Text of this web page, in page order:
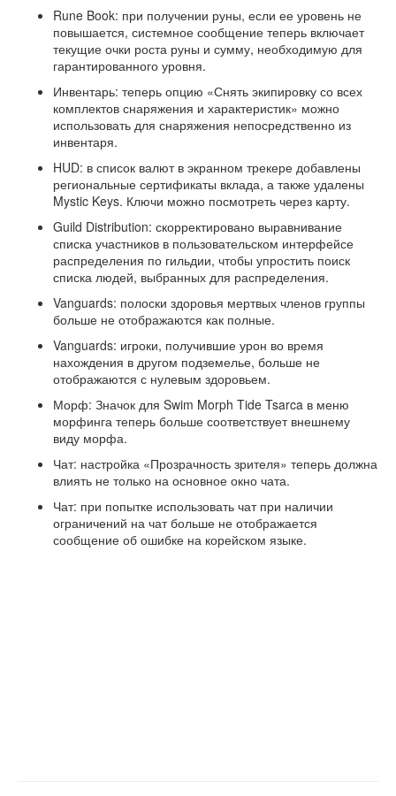
Rune Book: при получении руны, если ее уровень не
повышается, системное сообщение теперь включает
текущие очки роста руны и сумму, необходимую для
гарантированного уровня.
Инвентарь: теперь опцию «Снять экипировку со всех
комплектов снаряжения и характеристик» можно
использовать для снаряжения непосредственно из
инвентаря.
HUD: в список валют в экранном трекере добавлены
региональные сертификаты вклада, а также удалены
Mystic Keys. Ключи можно посмотреть через карту.
Guild Distribution: скорректировано выравнивание
списка участников в пользовательском интерфейсе
распределения по гильдии, чтобы упростить поиск
списка людей, выбранных для распределения.
Vanguards: полоски здоровья мертвых членов группы
больше не отображаются как полные.
Vanguards: игроки, получившие урон во время
нахождения в другом подземелье, больше не
отображаются с нулевым здоровьем.
Морф: Значок для Swim Morph Tide Tsarca в меню
морфинга теперь больше соответствует внешнему
виду морфа.
Чат: настройка «Прозрачность зрителя» теперь должна
влиять не только на основное окно чата.
Чат: при попытке использовать чат при наличии
ограничений на чат больше не отображается
сообщение об ошибке на корейском языке.